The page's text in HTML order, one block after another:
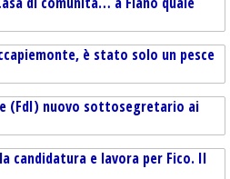
è stato solo un pesce
(FdI) nuovo sottosegretario ai
candidatura e lavora per Fico. Il